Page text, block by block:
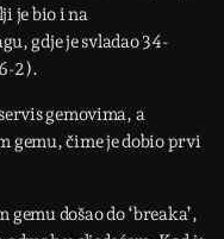
je bio i na
gdje je svladao 34-
2).
gemovima, a
gemu, čime je dobio prvi
došao do ‘breaka’,